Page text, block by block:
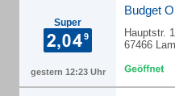
Super
gestern 12:23 Uhr
Budget
Hauptstr.
67466